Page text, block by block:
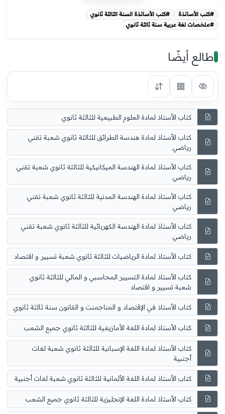
#كتب الأساتذة
#كتب الأساتذة السنة الثالثة ثانوي
#ملخصات لغة عربية سنة ثالثة ثانوي
طالع أيضًا
كتاب الأستاذ لمادة العلوم الطبيعية للثالثة ثانوي
كتاب الأستاذ لمادة هندسة الطرائق للثالثة ثانوي شعبة تقني
رياضي
كتاب الأستاذ لمادة الهندسة الميكانيكية للثالثة ثانوي شعبة تقني
رياضي
كتاب الأستاذ لمادة الهندسة المدنية للثالثة ثانوي شعبة تقني
رياضي
كتاب الأستاذ لمادة الهندسة الكهربائية للثالثة ثانوي شعبة تقني
رياضي
كتاب الأستاذ لمادة الرياضيات للثالثة ثانوي شعبة تسيير و اقتصاد
كتاب الأستاذ لمادة التسيير المحاسبي و المالي للثالثة ثانوي
شعبة تسيير و اقتصاد
كتاب الأستاذ في الإقتصاد و المناجمنت و القانون سنة ثالثة ثانوي
كتاب الأستاذ لمادة اللغة الأمازيغية للثالثة ثانوي جميع الشعب
كتاب الأستاذ لمادة اللغة الإسبانية للثالثة ثانوي شعبة لغات
أجنبية
كتاب الأستاذ لمادة اللغة الألمانية للثالثة ثانوي شعبة لغات أجنبية
كتاب الأستاذ لمادة اللغة الإنجليزية للثالثة ثانوي جميع الشعب